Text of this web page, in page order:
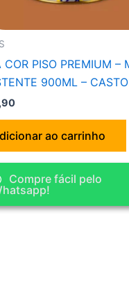
COR PISO PREMIUM –
900ML –
ao carrinho
Compre fácil pelo